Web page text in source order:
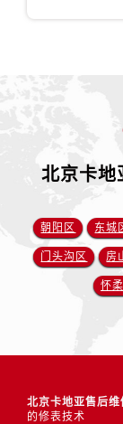
北京卡地
朝阳区 东城
门头沟区 房
怀
北京卡地亚售后
的修表技术